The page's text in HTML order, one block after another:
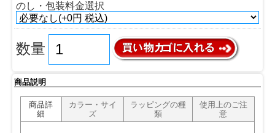
のし・包装料金選択
数量
商品説明
商品詳
細
カラー・サイ
ズ
ラッピングの種
類
使用上のご注
意